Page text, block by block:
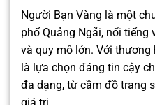
Người Bạn Vàng là một
phố Quảng Ngãi, nổi tiếng
và quy mô lớn. Với
là lựa chọn đáng tin cậy
đa dạng, từ cầm đồ trang